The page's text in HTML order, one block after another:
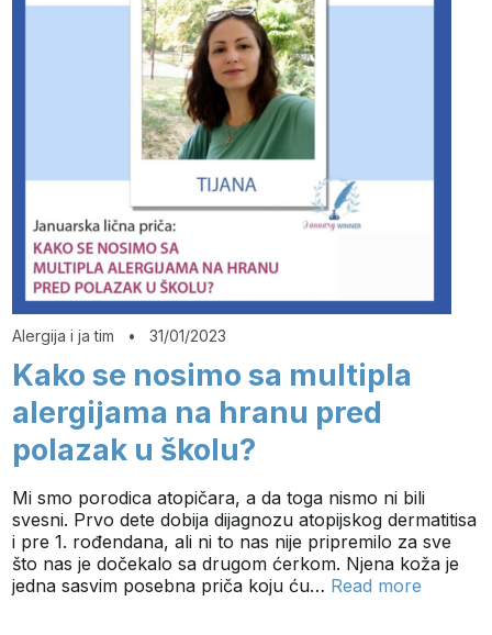
Alergija i ja tim •31/01/2023
Kako se nosimo sa multipla
alergijama na hranu pred
polazak u školu?
Mi smo porodica atopičara, a da toga nismo ni bili
svesni. Prvo dete dobija dijagnozu atopijskog dermatitisa
i pre 1. rođendana, ali ni to nas nije pripremilo za sve
što nas je dočekalo sa drugom ćerkom. Njena koža je
jedna sasvim posebna priča koju ću… Read more